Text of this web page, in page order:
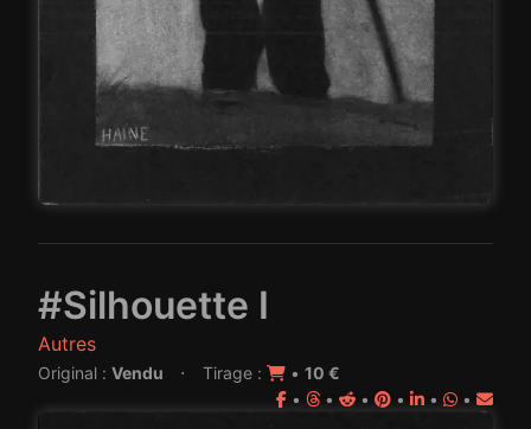
#Silhouette I
Autres
Original : Vendu · Tirage : • 10 €
•
• • • • •